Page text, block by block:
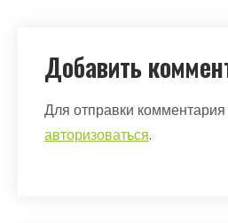
Добавить
Для отправки
авторизоваться.